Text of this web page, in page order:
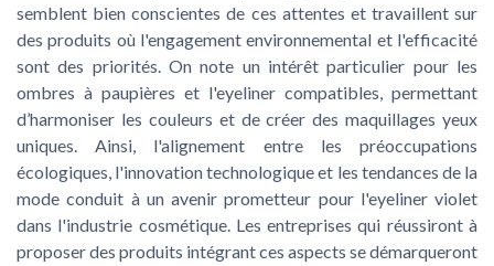
semblent bien conscientes de ces attentes et travaillent sur
des produits où l'engagement environnemental et l'efficacité
sont des priorités. On note un intérêt particulier pour les
ombres à paupières et l'eyeliner compatibles, permettant
d’harmoniser les couleurs et de créer des maquillages yeux
uniques. Ainsi, l'alignement entre les préoccupations
écologiques, l'innovation technologique et les tendances de la
mode conduit à un avenir prometteur pour l'eyeliner violet
dans l'industrie cosmétique. Les entreprises qui réussiront à
proposer des produits intégrant ces aspects se démarqueront